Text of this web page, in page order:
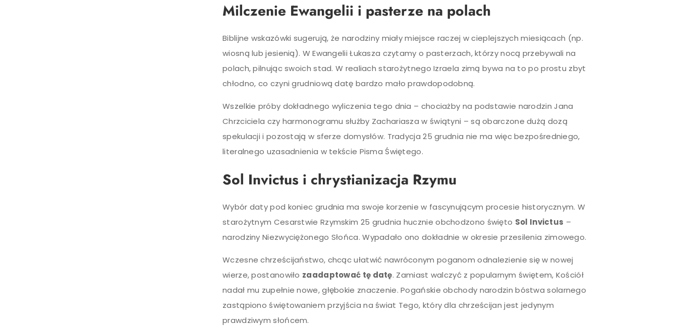
Milczenie Ewangelii i pasterze na polach
Biblijne wskazówki sugerują, że narodziny miały miejsce raczej w cieplejszych miesiącach (np.
wiosną lub jesienią). W Ewangelii Łukasza czytamy o pasterzach, którzy nocą przebywali na
polach, pilnując swoich stad. W realiach starożytnego Izraela zimą bywa na to po prostu zbyt
chłodno, co czyni grudniową datę bardzo mało prawdopodobną.
Wszelkie próby dokładnego wyliczenia tego dnia – chociażby na podstawie narodzin Jana
Chrzciciela czy harmonogramu służby Zachariasza w świątyni – są obarczone dużą dozą
spekulacji i pozostają w sferze domysłów. Tradycja 25 grudnia nie ma więc bezpośredniego,
literalnego uzasadnienia w tekście Pisma Świętego.
Sol Invictus i chrystianizacja Rzymu
Wybór daty pod koniec grudnia ma swoje korzenie w fascynującym procesie historycznym. W
starożytnym Cesarstwie Rzymskim 25 grudnia hucznie obchodzono święto Sol Invictus –
narodziny Niezwyciężonego Słońca. Wypadało ono dokładnie w okresie przesilenia zimowego.
Wczesne chrześcijaństwo, chcąc ułatwić nawróconym poganom odnalezienie się w nowej
wierze, postanowiło zaadaptować tę datę. Zamiast walczyć z popularnym świętem, Kościół
nadał mu zupełnie nowe, głębokie znaczenie. Pogańskie obchody narodzin bóstwa solarnego
zastąpiono świętowaniem przyjścia na świat Tego, który dla chrześcijan jest jedynym
prawdziwym słońcem.